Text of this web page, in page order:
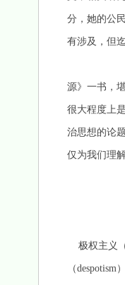
分，她的公
有涉及，但
事实上，
源》一书，
很大程度上
治思想的论
仅为我们理
一、极
极权主义（
（